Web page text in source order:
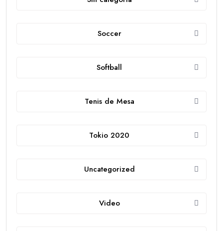
Soccer
Softball
Tenis de Mesa
Tokio 2020
Uncategorized
Video